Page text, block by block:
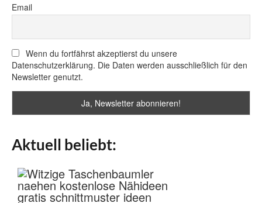
Email
Wenn du fortfährst akzeptierst du unsere
Datenschutzerklärung. Die Daten werden ausschließlich für den
Newsletter genutzt.
Aktuell beliebt: